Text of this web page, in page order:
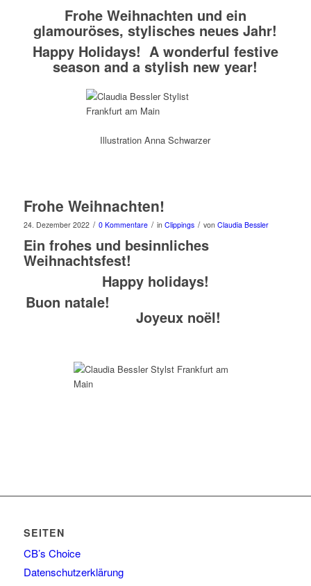
Frohe Weihnachten und ein
glamouröses, stylisches neues Jahr!
Happy Holidays! A wonderful festive
season and a stylish new year!
Illustration Anna Schwarzer
Frohe Weihnachten!
24. Dezember 2022 / 0 Kommentare / in Clippings / von Claudia Bessler
Ein frohes und besinnliches
Weihnachtsfest!
Happy holidays!
Buon natale!
Joyeux noël!
SEITEN
CB’s Choice
Datenschutzerklärung